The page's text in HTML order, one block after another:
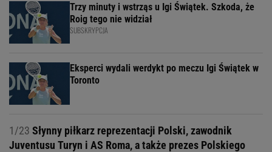
Trzy minuty i wstrząs u Igi Świątek. Szkoda, że
Roig tego nie widział
SUBSKRYPCJA
Eksperci wydali werdykt po meczu Igi Świątek w
Toronto
1/23 Słynny piłkarz reprezentacji Polski, zawodnik
Juventusu Turyn i AS Roma, a także prezes Polskiego